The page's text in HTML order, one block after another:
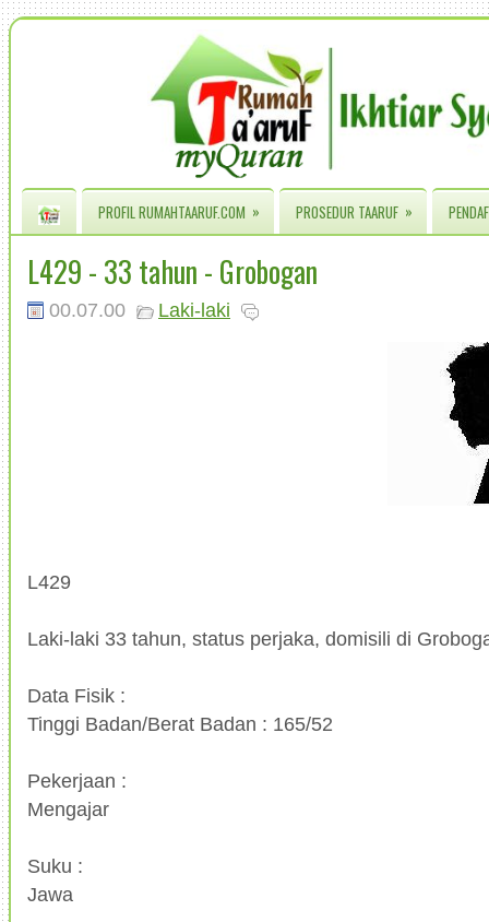
PROFIL RUMAHTAARUF.COM » PROSEDUR TAARUF »
L429 - 33 tahun - Grobogan
00.07.00 Laki-laki
L429
Laki-laki 33 tahun, status perjaka, domisili di
Data Fisik :
Tinggi Badan/Berat Badan : 165/52
Pekerjaan :
Mengajar
Suku :
Jawa